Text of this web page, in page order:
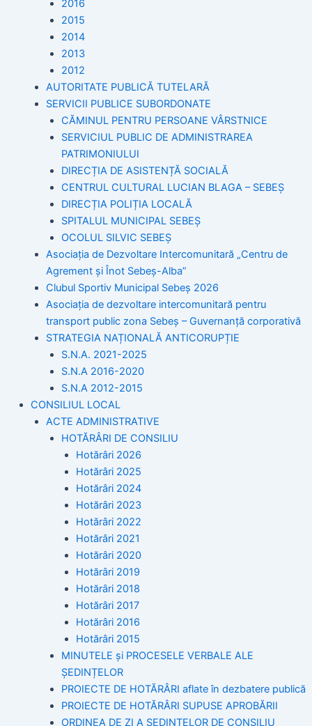
2016
2015
2014
2013
2012
AUTORITATE PUBLICĂ TUTELARĂ
SERVICII PUBLICE SUBORDONATE
CĂMINUL PENTRU PERSOANE VÂRSTNICE
SERVICIUL PUBLIC DE ADMINISTRAREA
PATRIMONIULUI
DIRECȚIA DE ASISTENȚĂ SOCIALĂ
CENTRUL CULTURAL LUCIAN BLAGA – SEBEȘ
DIRECȚIA POLIȚIA LOCALĂ
SPITALUL MUNICIPAL SEBEȘ
OCOLUL SILVIC SEBEȘ
Asociația de Dezvoltare Intercomunitară „Centru de
Agrement și Înot Sebeș-Alba”
Clubul Sportiv Municipal Sebeș 2026
Asociația de dezvoltare intercomunitară pentru
transport public zona Sebeș – Guvernanță corporativă
STRATEGIA NAȚIONALĂ ANTICORUPȚIE
S.N.A. 2021-2025
S.N.A 2016-2020
S.N.A 2012-2015
CONSILIUL LOCAL
ACTE ADMINISTRATIVE
HOTĂRÂRI DE CONSILIU
Hotărâri 2026
Hotărâri 2025
Hotărâri 2024
Hotărâri 2023
Hotărâri 2022
Hotărâri 2021
Hotărâri 2020
Hotărâri 2019
Hotărâri 2018
Hotărâri 2017
Hotărâri 2016
Hotărâri 2015
MINUTELE și PROCESELE VERBALE ALE
ȘEDINȚELOR
PROIECTE DE HOTĂRÂRI aflate în dezbatere publică
PROIECTE DE HOTĂRÂRI SUPUSE APROBĂRII
ORDINEA DE ZI A ȘEDINȚELOR DE CONSILIU